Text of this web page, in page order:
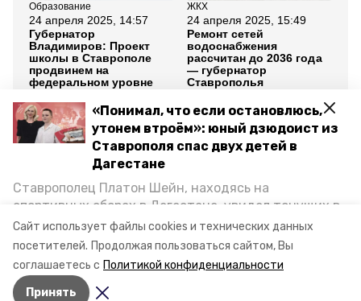
Сайт использует файлы cookies и технических данных
посетителей. Продолжая пользоваться сайтом, Вы
соглашаетесь с Политикой конфиденциальности
Принять
«Понимал, что если остановлюсь,
утонем втроём»: юный дзюдоист из
Ставрополя спас двух детей в
Дагестане
Ставрополец Платон Шейн, находясь на
спортивных сборах в Дегестане, увидел тонущих в
Каспийском море детей и бросился на помощь. По
возвращении домой, отважного мальчика
пригласили в министерство образования края и
наградили. Корреспондент «Победы26» пообщался
с юным героем.
Образование
24 апреля 2025, 14:57
Губернатор
Владимиров: Проект
школы в Ставрополе
продвинем на
федеральном уровне
ЖКХ
24 апреля 2025, 15:49
Ремонт сетей
водоснабжения
рассчитан до 2036 года
— губернатор
Ставрополья
Все новости
наказы избирателей
губернатор владимир владимиров
проекты развития
Авторы: Диана Хачатурян